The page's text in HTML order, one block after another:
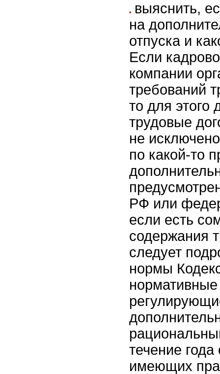
выяснить,
на
отпуска и
Если
компании
требований
то для этого
трудовые
не
по какой-то
РФ или
если есть
содержания
следует
нормы
течение
имеющих